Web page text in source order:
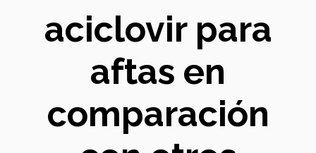
aciclovir para
aftas en
comparación